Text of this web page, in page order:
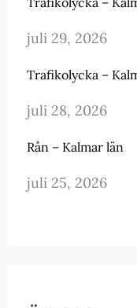
juli 29, 2026
Trafikolycka –
juli 28, 2026
Rån – Kalmar län
juli 25, 2026